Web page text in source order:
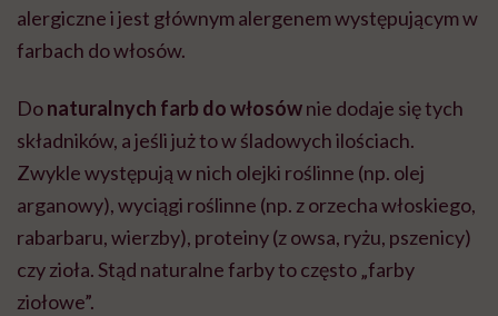
alergiczne i jest głównym alergenem występującym w
farbach do włosów.
Donaturalnych farb do włosównie dodaje się tych
składników, a jeśli już to w śladowych ilościach.
Zwykle występują w nich olejki roślinne (np. olej
arganowy), wyciągi roślinne (np. z orzecha włoskiego,
rabarbaru, wierzby), proteiny (z owsa, ryżu, pszenicy)
czy zioła. Stąd naturalne farby to często „farby
ziołowe”.